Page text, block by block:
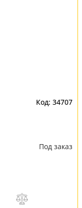
34707
Под заказ